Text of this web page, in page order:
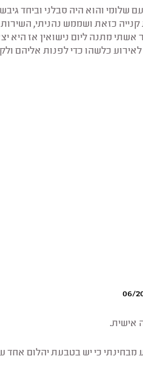
והוא היה סבלני וביחד
כזאת ושממש נהניתי,
אשתי מתנה ליום נישואין אז
כלשהו כדי לפנות אליהם
06/
אישית.
יחס מצוין ללקוח. האיכות 9 כרגע מבחינתי כי